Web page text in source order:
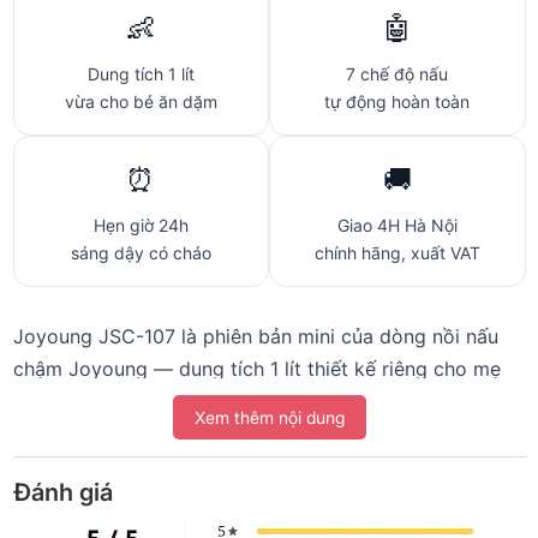
👶
Dung tích 1 lít
vừa cho bé ăn dặm
🤖
7 chế độ nấu
tự động hoàn toàn
⏰
Hẹn giờ 24h
sáng dậy có cháo
🚚
Giao 4H Hà Nội
chính hãng, xuất VAT
Joyoung JSC-107 là phiên bản mini của dòng nồi nấu
chậm Joyoung — dung tích 1 lít thiết kế riêng cho mẹ
bỉm sữa và cặp đôi. Nồi quá nhỏ cho gia đình đông
người, nhưng lại tối ưu cho bữa của bé: 1 phần cháo ăn
chủ động — tối đặt nguyên liệu, hẹn 5h sáng nấu, 7h
sáng bé thức là có cháo nóng mịn.
Xem thêm nội dung
Đánh giá